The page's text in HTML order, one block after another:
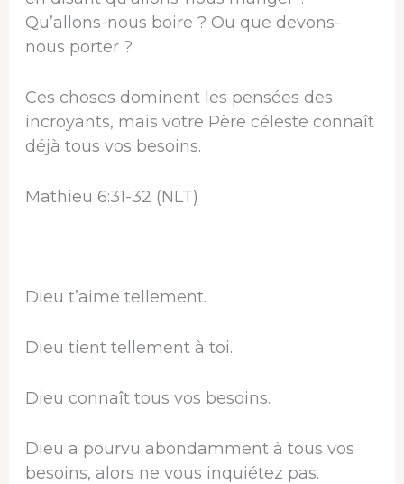
Qu’allons-nous boire ? Ou que devons-
nous porter ?
Ces choses dominent les pensées des
incroyants, mais votre Père céleste connaît
déjà tous vos besoins.
Mathieu 6:31-32 (NLT)
Dieu t’aime tellement.
Dieu tient tellement à toi.
Dieu connaît tous vos besoins.
Dieu a pourvu abondamment à tous vos
besoins, alors ne vous inquiétez pas.